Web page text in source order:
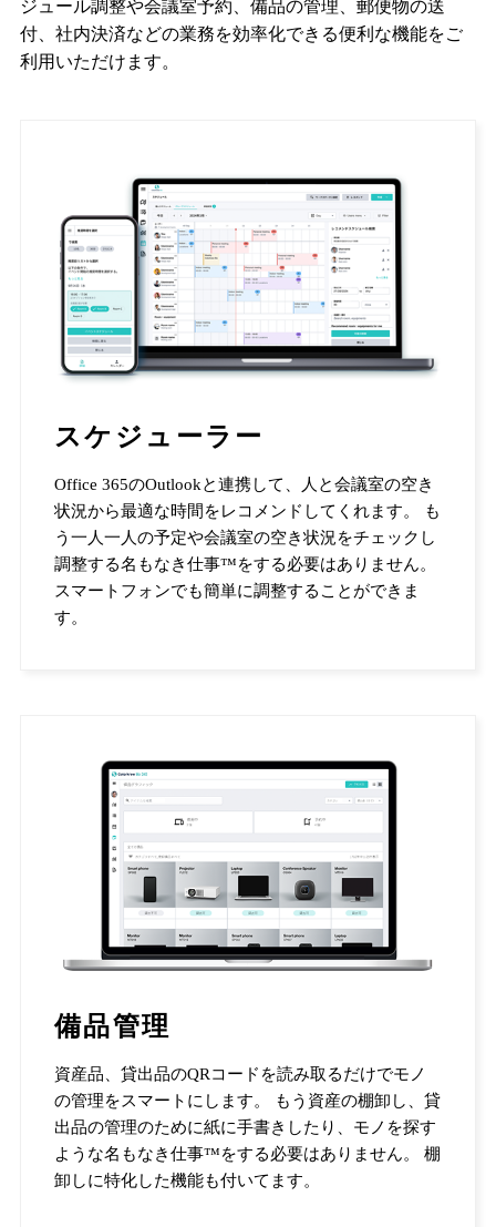
ジュール調整や会議室予約、備品の管理、郵便物の送
付、社内決済などの業務を効率化できる便利な機能をご
利用いただけます。
スケジューラー
Office 365のOutlookと連携して、人と会議室の空き
状況から最適な時間をレコメンドしてくれます。 も
う一人一人の予定や会議室の空き状況をチェックし
調整する名もなき仕事™をする必要はありません。
スマートフォンでも簡単に調整することができま
す。
備品管理
資産品、貸出品のQRコードを読み取るだけでモノ
の管理をスマートにします。 もう資産の棚卸し、貸
出品の管理のために紙に手書きしたり、モノを探す
ような名もなき仕事™をする必要はありません。 棚
卸しに特化した機能も付いてます。